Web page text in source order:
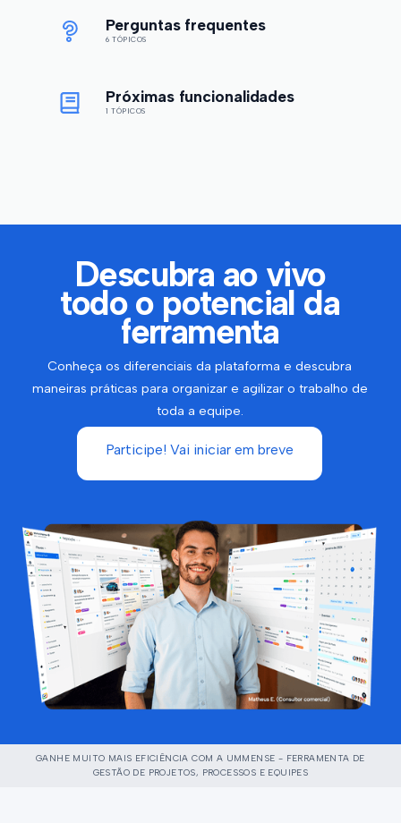
Perguntas frequentes
6 TÓPICOS
Próximas funcionalidades
1 TÓPICOS
Descubra ao vivo
todo o potencial da
ferramenta
Conheça os diferenciais da plataforma e descubra
maneiras práticas para organizar e agilizar o trabalho de
toda a equipe.
Participe! Vai iniciar em breve
GANHE MUITO MAIS EFICIÊNCIA COM A UMMENSE - FERRAMENTA DE
GESTÃO DE PROJETOS, PROCESSOS E EQUIPES